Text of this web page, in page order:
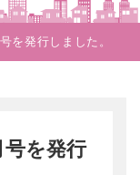
を発行しました。
号を発行